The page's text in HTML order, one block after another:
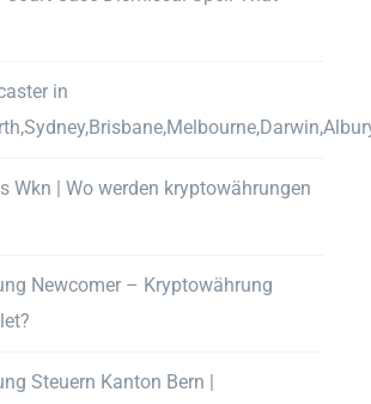
in
Wkn | Wo werden kryptowährungen
Newcomer – Kryptowährung
Steuern Kanton Bern |